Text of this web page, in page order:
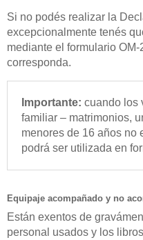
Si no podés realizar la
excepcionalmente tenés
mediante el formulario
corresponda.
Importante: cuando los
familiar – matrimonios,
menores de 16 años no
podrá ser utilizada en
Equipaje acompañado y no
Están exentos de
personal usados y los